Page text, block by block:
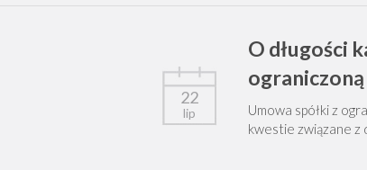
22
lip
O długości
Umowa spółki z
kwestie związane z